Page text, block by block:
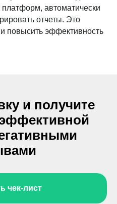
платформ, автоматически
отчеты. Это
повысить эффективность
и получите
чек-лист